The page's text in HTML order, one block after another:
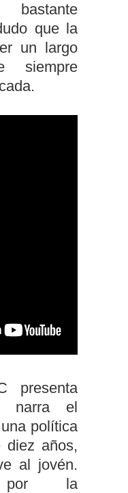
que la
un largo
siempre
presenta
narra el
política
diez años,
al jovén.
por la